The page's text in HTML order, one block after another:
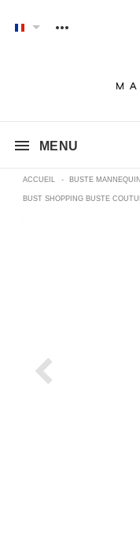
MENU
ACCUEIL - BUSTE
BUST SHOPPING BUSTE